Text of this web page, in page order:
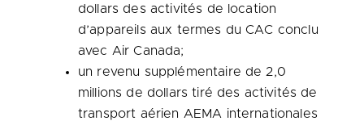
dollars des activités de location
d’appareils aux termes du CAC conclu
avec Air Canada;
un revenu supplémentaire de 2,0
millions de dollars tiré des activités de
transport aérien AEMA internationales